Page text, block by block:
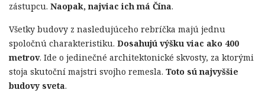
zástupcu. Naopak, najviac ich má Čína.
Všetky budovy z nasledujúceho rebríčka majú jednu
spoločnú charakteristiku. Dosahujú výšku viac ako 400
metrov. Ide o jedinečné architektonické skvosty, za ktorými
stoja skutoční majstri svojho remesla. Toto sú najvyššie
budovy sveta.